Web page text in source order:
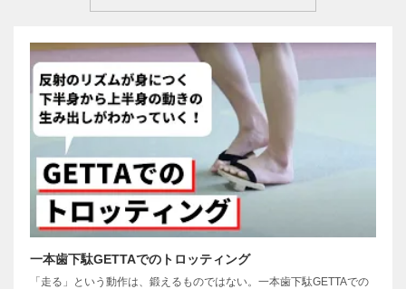
一本歯下駄GETTAでのトロッティング
「走る」という動作は、鍛えるものではない。一本歯下駄GETTAでの